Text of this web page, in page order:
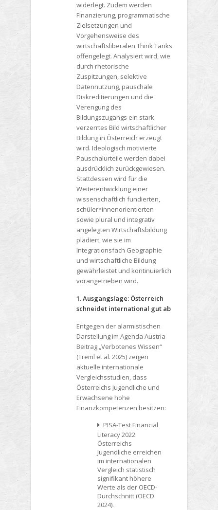
widerlegt. Zudem werden
Finanzierung, programmatische
Zielsetzungen und
Vorgehensweise des
wirtschaftsliberalen Think Tanks
offengelegt. Analysiert wird, wie
durch rhetorische
Zuspitzungen, selektive
Datennutzung, pauschale
Diskreditierungen und die
Verengung des
Bildungszugangs ein stark
verzerrtes Bild wirtschaftlicher
Bildung in Österreich erzeugt
wird. Ideologisch motivierte
Pauschalurteile werden dabei
ausdrücklich zurückgewiesen.
Stattdessen wird für die
Weiterentwicklung einer
wissenschaftlich fundierten,
schüler*innenorientierten
sowie plural und integrativ
angelegten Wirtschaftsbildung
plädiert, wie sie im
Integrationsfach Geographie
und wirtschaftliche Bildung
gewährleistet und kontinuierlich
vorangetrieben wird.
1. Ausgangslage: Österreich
schneidet international gut ab
Entgegen der alarmistischen
Darstellung im Agenda Austria-
Beitrag „Verbotenes Wissen“
(Treml et al. 2025) zeigen
aktuelle internationale
Vergleichsstudien, dass
Österreichs Jugendliche und
Erwachsene hohe
Finanzkompetenzen besitzen:
PISA-Test Financial
Literacy 2022:
Österreichs
Jugendliche erreichen
im internationalen
Vergleich statistisch
signifikant höhere
Werte als der OECD-
Durchschnitt (OECD
2024).